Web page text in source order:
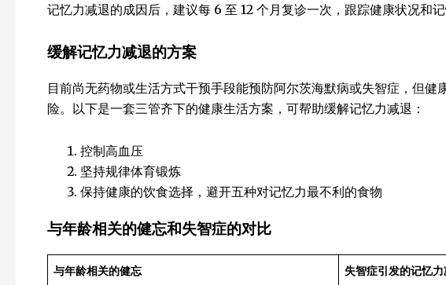
记忆力减退的成因后，建议每 6 至 12 个月复诊一次，跟踪健康状况和记
缓解记忆力减退的方案
目前尚无药物或生活方式干预手段能预防阿尔茨海默病或失智症，但健
险。以下是一套三管齐下的健康生活方案，可帮助缓解记忆力减退：
控制高血压
坚持规律体育锻炼
保持健康的饮食选择，避开五种对记忆力最不利的食物
与年龄相关的健忘和失智症的对比
与年龄相关的健忘 失智症引发的记忆